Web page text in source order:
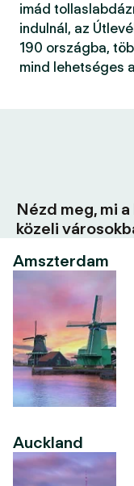
imád
indulnál, az
190 országba,
mind lehetséges
Nézd meg, mi
közeli
Amszterdam
Auckland